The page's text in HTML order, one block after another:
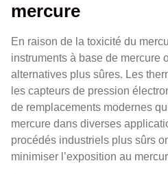
mercure
En raison de la toxicité du
instruments à base de mercure
alternatives plus sûres. Les
les capteurs de pression
de remplacements modernes
mercure dans diverses
procédés industriels plus sûrs
minimiser l’exposition au